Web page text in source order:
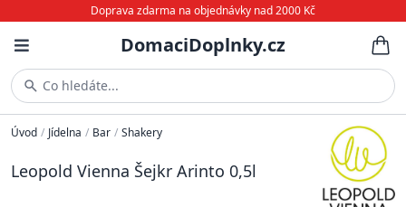
Doprava zdarma na objednávky nad 2000 Kč
DomaciDoplnky.cz
Co hledáte...
Úvod / Jídelna / Bar / Shakery
Leopold Vienna Šejkr Arinto 0,5l